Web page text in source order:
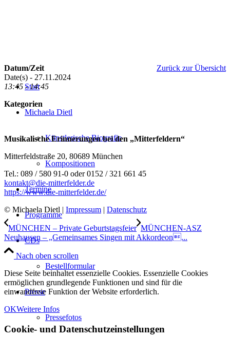
Start
Michaela Dietl
Künstlerische Biografie
Kompositionen
Termine
Programme
CDs
Bestellformular
Presse
Pressefotos
Zurück zur Übersicht
Datum/Zeit
Date(s) - 27.11.2024
13:45 - 14:45
Kategorien
Musikalische Erinnerungen bei den „Mitterfeldern“
Mitterfeldstraße 20, 80689 München
Tel.: 089 / 580 91-0 oder 0152 / 321 661 45
kontakt@die-mitterfelder.de
https://www.die-mitterfelder.de/
© Michaela Dietl | Impressum | Datenschutz
MÜNCHEN – Private Geburtstagsfeier MÜNCHEN-ASZ
Neuhausen – „Gemeinsames Singen mit Akkordeon...
Nach oben scrollen
Diese Seite beinhaltet essenzielle Cookies. Essenzielle Cookies
ermöglichen grundlegende Funktionen und sind für die
einwandfreie Funktion der Website erforderlich.
OKWeitere Infos
Cookie- und Datenschutzeinstellungen